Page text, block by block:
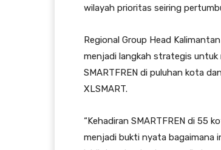
wilayah prioritas seiring
Regional Group Head
menjadi langkah strategis untuk
SMARTFREN di puluhan kota
XLSMART.
“Kehadiran SMARTFREN di 55
menjadi bukti nyata bagaimana